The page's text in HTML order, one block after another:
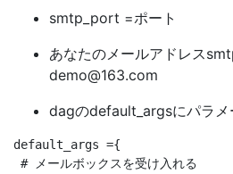
smtp_port =ポート
あなたのメールアドレス
demo@163.com
dagのdefault_argsにパラメ
default_args ={
# メールボックスを受け入れる